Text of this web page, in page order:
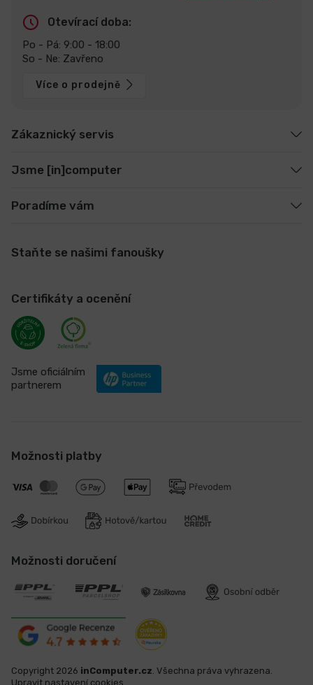
Otevírací doba:
Po - Pá: 9:00 - 18:00
So - Ne: Zavřeno
Více o prodejně
Zákaznický servis
Jsme [in]computer
Poradíme vám
Staňte se našimi fanoušky
Certifikáty a ocenění
Jsme oficiálním
partnerem
Možnosti platby
Možnosti doručení
Copyright 2026 inComputer.cz . Všechna práva vyhrazena.
Upravit nastavení cookies